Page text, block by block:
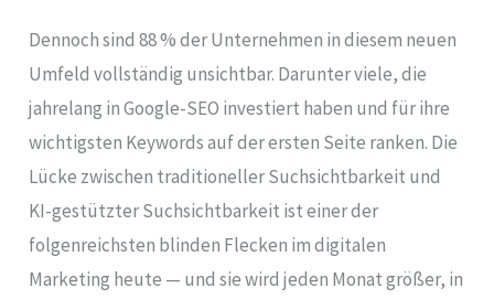
Dennoch sind 88 % der Unternehmen in diesem neuen
Umfeld vollständig unsichtbar. Darunter viele, die
jahrelang in Google-SEO investiert haben und für ihre
wichtigsten Keywords auf der ersten Seite ranken. Die
Lücke zwischen traditioneller Suchsichtbarkeit und
KI-gestützter Suchsichtbarkeit ist einer der
folgenreichsten blinden Flecken im digitalen
Marketing heute — und sie wird jeden Monat größer, in